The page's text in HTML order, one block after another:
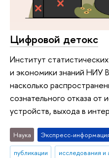
Цифровой детокс
Институт
и экономики знаний НИУ
насколько
сознательного отказа от
устройств, выхода в
Наука Экспресс-
публикации
исследования и